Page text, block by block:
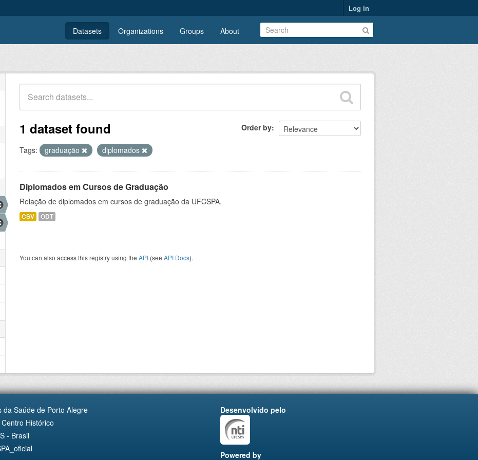
Log in
Datasets Organizations Groups About
Order by
1 dataset found
Tags: graduação diplomados
Diplomados em Cursos de Graduação
Relação de diplomados em cursos de graduação da UFCSPA.
CSV ODT
You can also access this registry using the API (see API Docs).
da Saúde de Porto Alegre
Histórico
- Brasil
Desenvolvido pelo
Powered by